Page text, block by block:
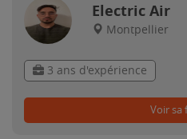
Electric Air
Montpellier
3 ans d'expérience
Voir sa